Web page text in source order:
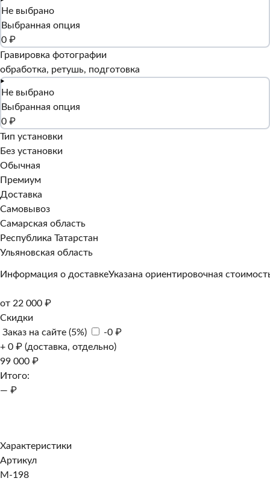
Не выбрано
Выбранная опция
0 ₽
Гравировка фотографии
обработка, ретушь, подготовка
Не выбрано
Выбранная опция
0 ₽
Тип установки
Без установки
Обычная
Премиум
Доставка
Самовывоз
Самарская область
Республика Татарстан
Ульяновская область
Информация о доставкеУказана ориентировочная
от 22 000 ₽
Скидки
Заказ на сайте (5%)
-0 ₽
+ 0 ₽ (доставка, отдельно)
99 000 ₽
Итого:
— ₽
Характеристики
Артикул
M-198